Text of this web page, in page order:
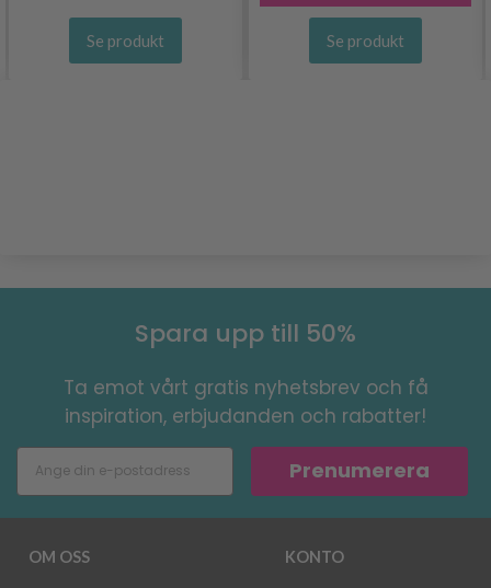
Se produkt Se produkt
Spara upp till 50%
Ta emot vårt gratis nyhetsbrev och få
inspiration, erbjudanden och rabatter!
Prenumerera
OM OSS KONTO